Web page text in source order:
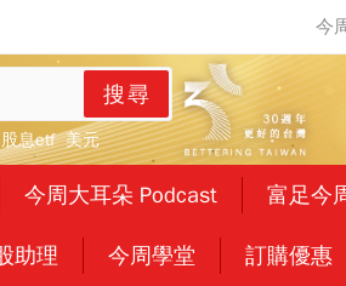
搜尋
息etf 美元
今周大耳朵 Podcast 富足今
助理 今周學堂 訂購優惠